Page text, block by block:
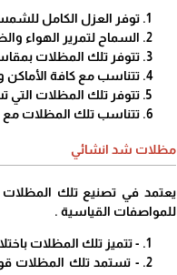
توفر العزل الكامل
السماح لتمرير الهواء
تتوفر تلك المظلات
تتناسب مع كافة الأماكن
تتوفر تلك المظلات التي
تتناسب تلك المظلات مع
مظلات شد انشائي
يعتمد في تصنيع تلك
للمواصفات القياسية .
- تتميز تلك المظلات
- تستمد تلك المظلات